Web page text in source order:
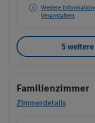
Weitere
Veranstalters
5
Familienzimmer
Zimmerdetails